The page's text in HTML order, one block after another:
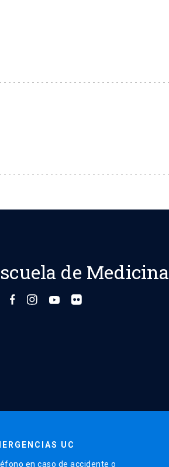
de Medicina
UC
en caso de accidente o